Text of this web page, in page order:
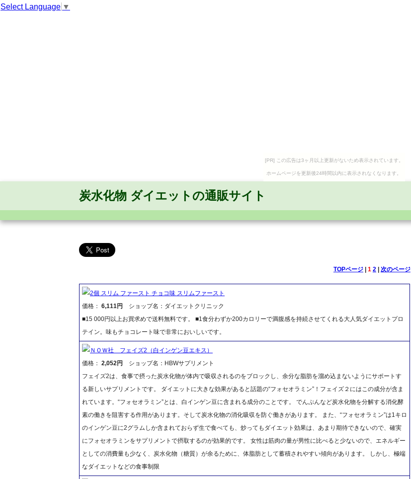
Select Language ▼
[PR] この広告は3ヶ月以上更新がないため表示されています。
ホームページを更新後24時間以内に表示されなくなります。
炭水化物 ダイエットの通販サイト
TOPページ| 1 2| 次のページ
2個 スリム ファースト チョコ味 スリムファースト
価格： 6,111円
ショップ名：ダイエットクリニック
■15 000円以上お買求めで送料無料です。 ■1食分わずか200カロリーで満腹感を持続させてくれる大人気ダイエットプロ
テイン。味もチョコレート味で非常においしいです。
ＮＯＷ社 フェイズ2（白インゲン豆エキス）
価格： 2,052円
ショップ名：HBWサプリメント
フェイズ2は、食事で摂った炭水化物が体内で吸収されるのをブロックし、余分な脂肪を溜め込まないようにサポートす
る新しいサプリメントです。 ダイエットに大きな効果があると話題の“フォセオラミン”！フェイズ２にはこの成分が含ま
れています。“フォセオラミン”とは、白インゲン豆に含まれる成分のことです。 でんぷんなど炭水化物を分解する消化酵
素の働きを阻害する作用があります。そして炭水化物の消化吸収を防ぐ働きがあります。 また、“フォセオラミン”は1キロ
のインゲン豆に2グラムしか含まれておらず生で食べても、炒ってもダイエット効果は、あまり期待できないので、確実
にフォセオラミンをサプリメントで摂取するのが効果的です。 女性は筋肉の量が男性に比べると少ないので、エネルギー
としての消費量も少なく、炭水化物（糖質）が余るために、体脂肪として蓄積されやすい傾向があります。 しかし、極端
なダイエットなどの食事制限